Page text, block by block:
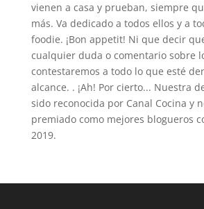
vienen a casa y prueban, siempre
más. Va dedicado a todos ellos y a
foodie. ¡Bon appetit! Ni que decir
cualquier duda o comentario sobre
contestaremos a todo lo que esté
alcance. . ¡Ah! Por cierto... Nuestra
sido reconocida por Canal Cocina y
premiado como mejores blogueros
2019.